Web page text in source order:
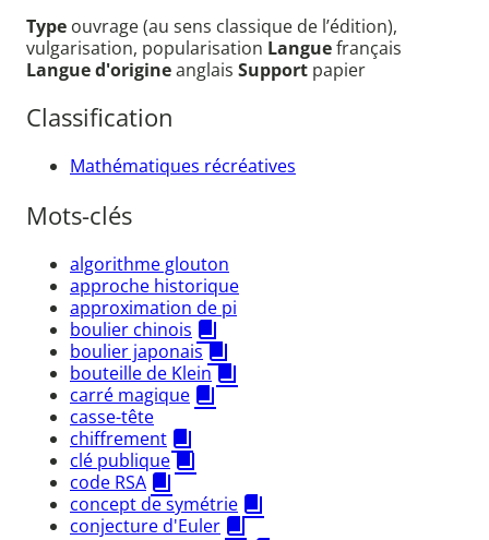
Type ouvrage (au sens classique de l’édition),
vulgarisation, popularisation Languefrançais
Langue d'origineanglais Support papier
Classification
Mathématiques récréatives
Mots-clés
algorithme glouton
approche historique
approximation de pi
boulier chinois
boulier japonais
bouteille de Klein
carré magique
casse-tête
chiffrement
clé publique
code RSA
concept de symétrie
conjecture d'Euler